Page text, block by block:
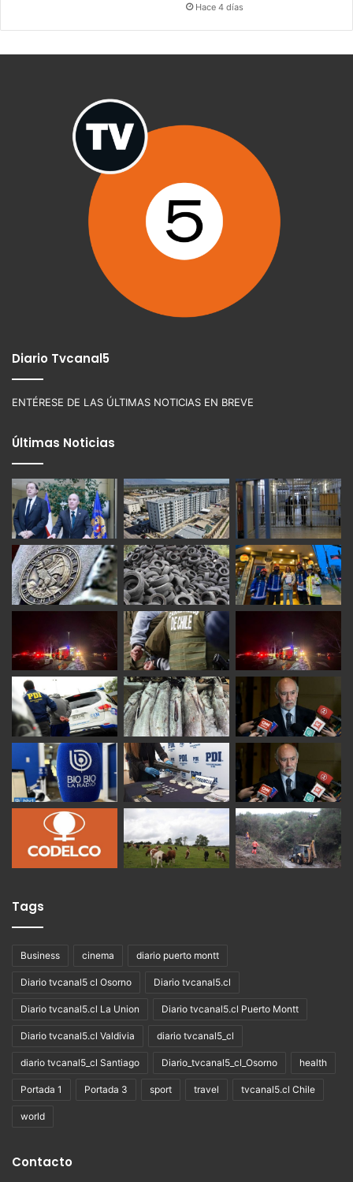
Hace 4 días
Diario Tvcanal5
ENTÉRESE DE LAS ÚLTIMAS NOTICIAS EN BREVE
Últimas Noticias
Tags
Business cinema diario puerto montt
Diario tvcanal5 cl Osorno Diario tvcanal5.cl
Diario tvcanal5.cl La Union Diario tvcanal5.cl Puerto Montt
Diario tvcanal5.cl Valdivia diario tvcanal5_cl
diario tvcanal5_cl Santiago Diario_tvcanal5_cl_Osorno health
Portada 1 Portada 3 sport travel tvcanal5.cl Chile
world
Contacto